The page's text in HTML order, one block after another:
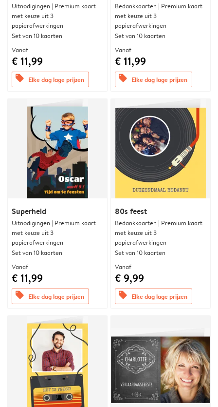
Uitnodigingen | Premium kaart
met keuze uit 3
papierafwerkingen
Set van 10 kaarten
Vanaf
€ 11,99
offers Elke dag lage prijzen
Bedankkaarten | Premium kaart
met keuze uit 3
papierafwerkingen
Set van 10 kaarten
Vanaf
€ 11,99
offers Elke dag lage prijzen
Superheld
Uitnodigingen | Premium kaart
met keuze uit 3
papierafwerkingen
Set van 10 kaarten
Vanaf
€ 11,99
offers Elke dag lage prijzen
80s feest
Bedankkaarten | Premium kaart
met keuze uit 3
papierafwerkingen
Set van 10 kaarten
Vanaf
€ 9,99
offers Elke dag lage prijzen